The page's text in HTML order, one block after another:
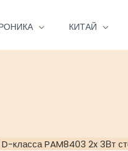
КИТАЙ
класса PAM8403 2x 3Вт